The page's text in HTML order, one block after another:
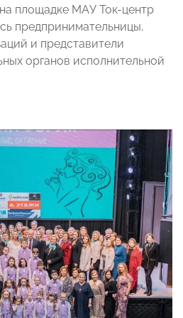
площадке МАУ Ток-центр
предпринимательницы,
и представители
органов исполнительной